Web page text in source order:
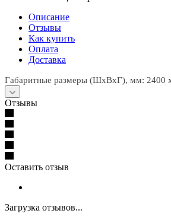
Описание
Отзывы
Как купить
Оплата
Доставка
Габаритные размеры (ШхВхГ), мм: 2400
Отзывы
Оставить отзыв
Загрузка отзывов...